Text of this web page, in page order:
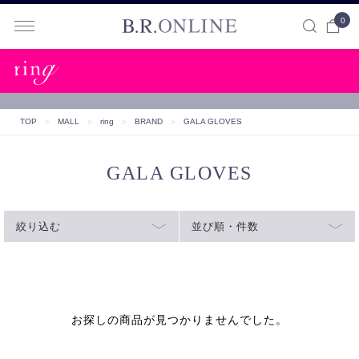
0
TOP ＞ MALL ＞ ring ＞ BRAND ＞ GALA GLOVES
GALA GLOVES
絞り込む 並び順・件数
お探しの商品が見つかりませんでした。